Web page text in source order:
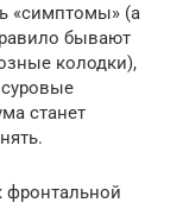
«симптомы» (а
бывают
колодки),
суровые
станет
фронтальной